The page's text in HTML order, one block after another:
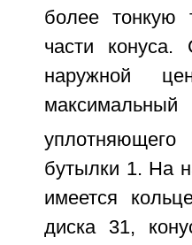
более тонкую
части
наружной
бутылки 1. На
имеется
диска 31,